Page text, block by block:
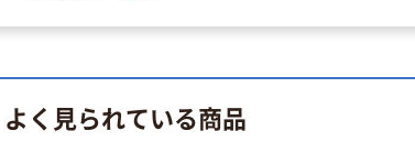
よく見られている商品
オリジナル